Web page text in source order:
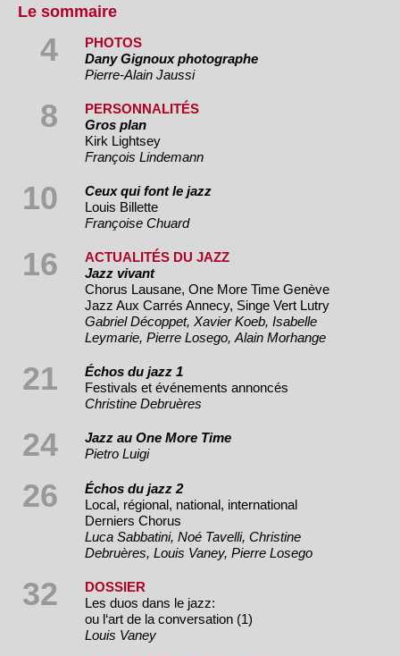
Le sommaire
4
PHOTOS
Dany Gignoux photographe
Pierre-Alain Jaussi
8
PERSONNALITÉS
Gros plan
Kirk Lightsey
François Lindemann
10
Ceux qui font le jazz
Louis Billette
Françoise Chuard
16
ACTUALITÉS DU JAZZ
Jazz vivant
Chorus Lausane, One More Time Genève
Jazz Aux Carrés Annecy, Singe Vert Lutry
Gabriel Décoppet, Xavier Koeb, Isabelle
Leymarie, Pierre Losego, Alain Morhange
21
Échos du jazz 1
Festivals et événements annoncés
Christine Debruères
24
Jazz au One More Time
Pietro Luigi
26
Échos du jazz 2
Local, régional, national, international
Derniers Chorus
Luca Sabbatini, Noé Tavelli, Christine
Debruères, Louis Vaney, Pierre Losego
32
DOSSIER
Les duos dans le jazz:
ou l‘art de la conversation (1)
Louis Vaney